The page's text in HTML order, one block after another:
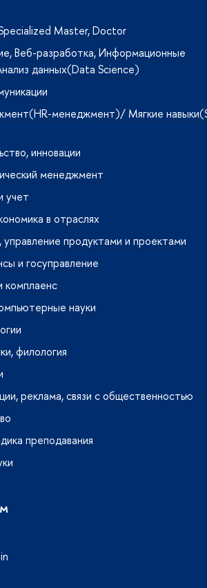
Master, Doctor
Веб-разработка, Информационные
данных(Data Science)
менеджмент)/ Мягкие
инновации
менеджмент
учет
в отраслях
управление продуктами и проектами
и госуправление
комплаенс
науки
филология
реклама, связи с общественностью
преподавания